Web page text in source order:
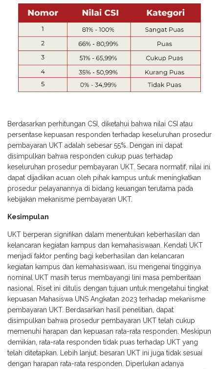
Berdasarkan perhitungan CSI, diketahui bahwa nilai CSI atau
persentase kepuasan responden terhadap keseluruhan prosedur
pembayaran UKT adalah sebesar 55%. Dengan ini dapat
disimpulkan bahwa responden cukup puas terhadap
keseluruhan prosedur pembayaran UKT. Secara normatif, nilai ini
dapat dijadikan acuan oleh pihak kampus untuk meningkatkan
prosedur pelayanannya di bidang keuangan terutama pada
kebijakan mekanisme pembayaran UKT.
Kesimpulan
UKT berperan signifikan dalam menentukan keberhasilan dan
kelancaran kegiatan kampus dan kemahasiswaan. Kendati UKT
menjadi faktor penting bagi keberhasilan dan kelancaran
kegiatan kampus dan kemahasiswaan, isu mengenai tingginya
nominal UKT masih terus membayangi lini masa pemberitaan
nasional. Riset ini ditulis dengan tujuan untuk mengetahui tingkat
kepuasan Mahasiswa UNS Angkatan 2023 terhadap mekanisme
pembayaran UKT. Berdasarkan hasil penelitian, dapat
disimpulkan bahwa prosedur pembayaran UKT telah cukup
memenuhi harapan dan kepuasan rata-rata responden. Meskipun
demikian, rata-rata responden tidak puas terhadap UKT yang
telah ditetapkan. Lebih lanjut, besaran UKT ini juga tidak sesuai
dengan harapan rata-rata responden. Diperlukan adanya